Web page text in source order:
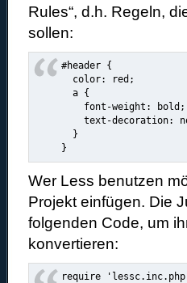
Rules“, d.h. Regeln,
sollen:
#header {
  color: red;
  a {
    font-weight: bold;
text-decoration:
  }
}
Wer Less benutzen
Projekt einfügen. Die
folgenden Code, um
konvertieren:
require